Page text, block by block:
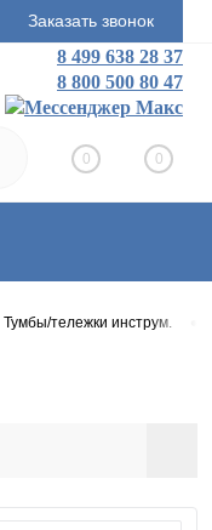
Заказать звонок
8 499 638 28 37
8 800 500 80 47
0 0
Тумбы/тележки инструм.